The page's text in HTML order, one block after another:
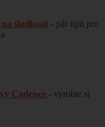
sladkosti - pár tipů pro
Cadence - vyrobte si